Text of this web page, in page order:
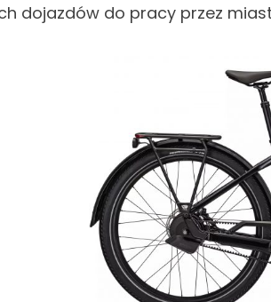
dojazdów do pracy przez